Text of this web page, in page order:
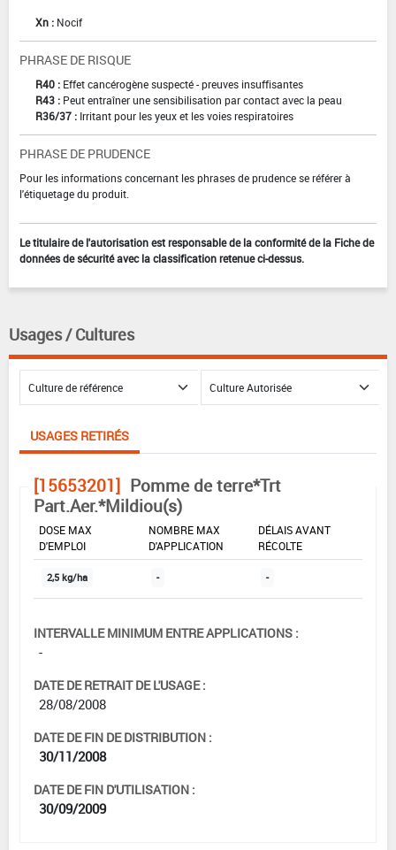
Xn : Nocif
PHRASE DE RISQUE
R40 : Effet cancérogène suspecté - preuves insuffisantes
R43 : Peut entraîner une sensibilisation par contact avec la peau
R36/37 : Irritant pour les yeux et les voies respiratoires
PHRASE DE PRUDENCE
Pour les informations concernant les phrases de prudence se référer à
l'étiquetage du produit.
Le titulaire de l'autorisation est responsable de la conformité de la Fiche de
données de sécurité avec la classification retenue ci-dessus.
Usages / Cultures
USAGES RETIRÉS
[15653201] Pomme de terre*Trt
Part.Aer.*Mildiou(s)
DOSE MAX
D'EMPLOI
NOMBRE MAX
D'APPLICATION
DÉLAIS AVANT
RÉCOLTE
2,5 kg/ha - -
INTERVALLE MINIMUM ENTRE APPLICATIONS :
-
DATE DE RETRAIT DE L'USAGE :
28/08/2008
DATE DE FIN DE DISTRIBUTION :
30/11/2008
DATE DE FIN D'UTILISATION :
30/09/2009